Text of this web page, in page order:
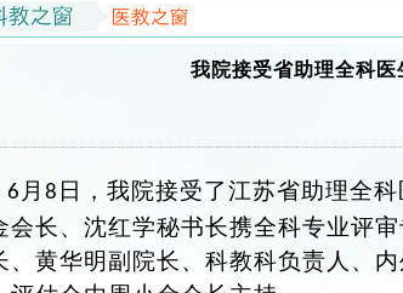
我院接受省助理全科
6 月8 日，我院接受了江苏省助理全
会长、沈红学秘书长携全科专业评审
黄华明副院长、科教科负责人、